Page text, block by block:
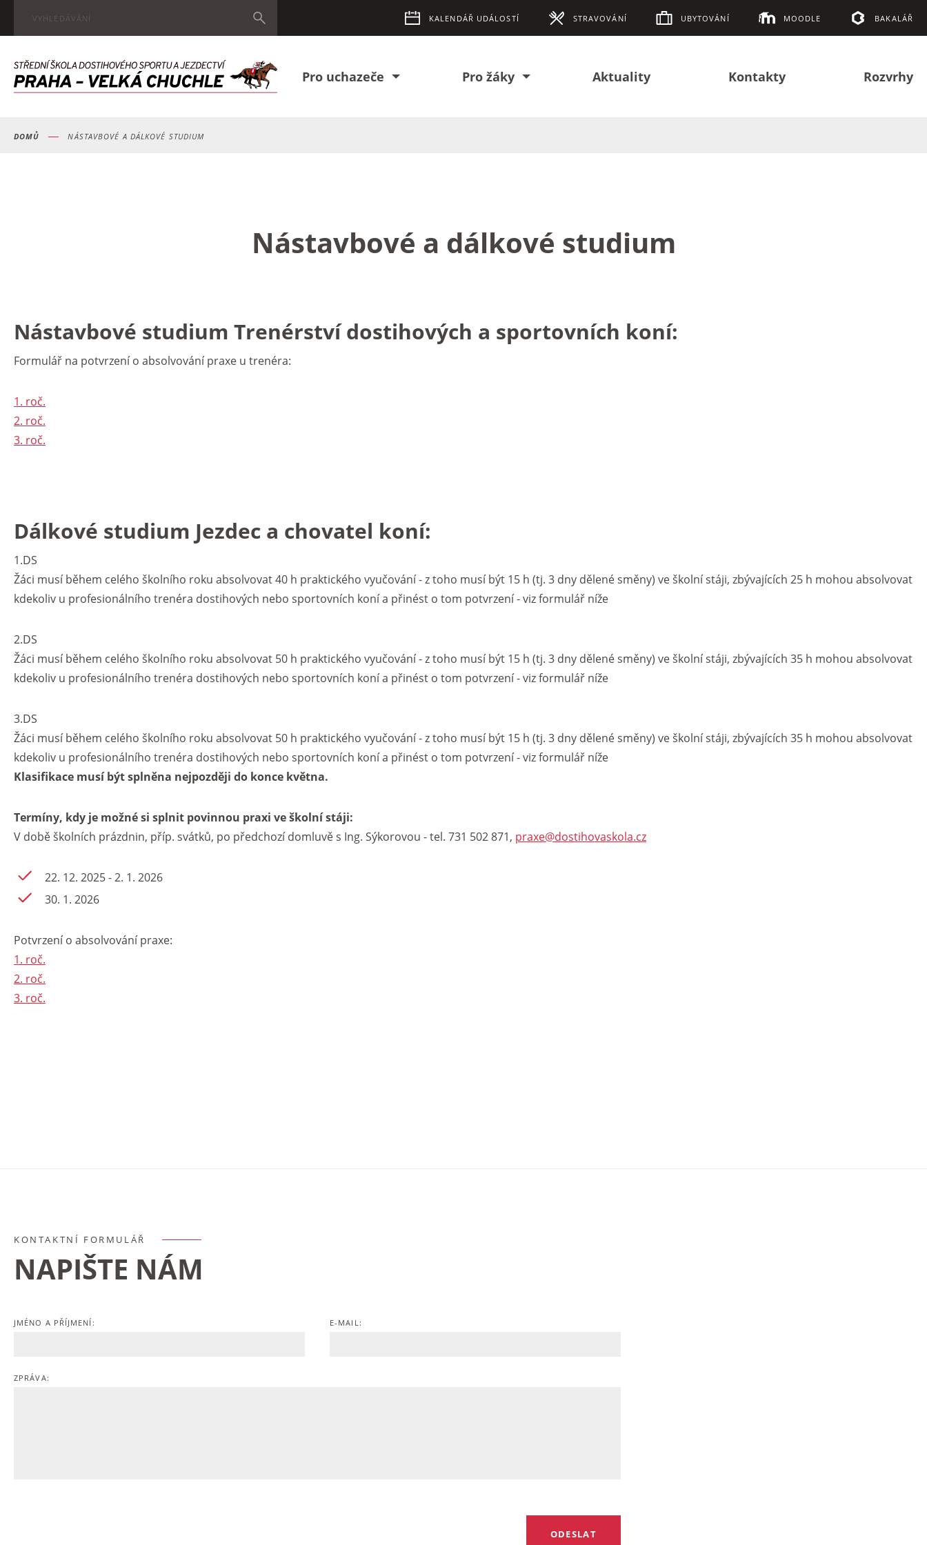
KALENDÁŘ UDÁLOSTÍ STRAVOVÁNÍ UBYTOVÁNÍ MOODLE BAKALÁŘ
Pro uchazeče Pro žáky Aktuality Kontakty Rozvrhy
DOMŮ NÁSTAVBOVÉ A DÁLKOVÉ STUDIUM
Nástavbové a dálkové studium
Nástavbové studium Trenérství dostihových a sportovních koní:
Formulář na potvrzení o absolvování praxe u trenéra:
1. roč.
2. roč.
3. roč.
Dálkové studium Jezdec a chovatel koní:
1.DS
Žáci musí během celého školního roku absolvovat 40 h praktického vyučování - z toho musí být 15 h (tj. 3 dny dělené směny) ve školní stáji, zbývajících 25 h mohou absolvovat
kdekoliv u profesionálního trenéra dostihových nebo sportovních koní a přinést o tom potvrzení - viz formulář níže
2.DS
Žáci musí během celého školního roku absolvovat 50 h praktického vyučování - z toho musí být 15 h (tj. 3 dny dělené směny) ve školní stáji, zbývajících 35 h mohou absolvovat
kdekoliv u profesionálního trenéra dostihových nebo sportovních koní a přinést o tom potvrzení - viz formulář níže
3.DS
Žáci musí během celého školního roku absolvovat 50 h praktického vyučování - z toho musí být 15 h (tj. 3 dny dělené směny) ve školní stáji, zbývajících 35 h mohou absolvovat
kdekoliv u profesionálního trenéra dostihových nebo sportovních koní a přinést o tom potvrzení - viz formulář níže
Klasifikace musí být splněna nejpozději do konce května.
Termíny, kdy je možné si splnit povinnou praxi ve školní stáji:
V době školních prázdnin, příp. svátků, po předchozí domluvě s Ing. Sýkorovou - tel. 731 502 871, praxe@dostihovaskola.cz
22. 12. 2025 - 2. 1. 2026
30. 1. 2026
Potvrzení o absolvování praxe:
1. roč.
2. roč.
3. roč.
NAPIŠTE NÁM
KONTAKTNÍ FORMULÁŘ
JMÉNO A PŘÍJMENÍ: E-MAIL:
ZPRÁVA: